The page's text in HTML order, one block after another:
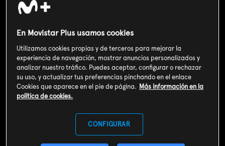
En Movistar Plus usamos cookies
Utilizamos cookies propias y de terceros para mejorar la
experiencia de navegación, mostrar anuncios personalizados y
analizar nuestro tráfico. Puedes aceptar, configurar o rechazar
su uso, y actualizar tus preferencias pinchando en el enlace
Cookies que aparece en el pie de página. Más información en la
política de cookies.
CONFIGURAR